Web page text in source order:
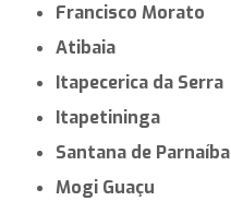
Francisco Morato
Atibaia
Itapecerica da Serra
Itapetininga
Santana de Parnaíba
Mogi Guaçu